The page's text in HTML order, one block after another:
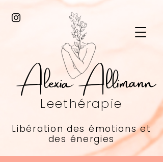
Alexia Allimann
Leethérapie
Libération des émotions et
des énergies